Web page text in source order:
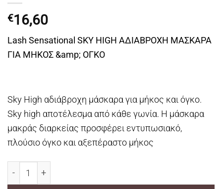
€16,60
Lash Sensational SKY HIGH ΑΔΙΑΒΡΟΧΗ ΜΑΣΚΑΡΑ
ΓΙΑ ΜΗΚΟΣ &amp; ΟΓΚΟ
Sky High αδιάβροχη μάσκαρα για μήκος και όγκο.
Sky high αποτέλεσμα από κάθε γωνία. Η μάσκαρα
μακράς διαρκείας προσφέρει εντυπωσιακό,
πλούσιο όγκο και αξεπέραστο μήκος